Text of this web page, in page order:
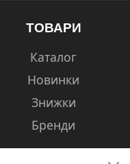
ТОВАРИ
Каталог
Новинки
Знижки
Бренди